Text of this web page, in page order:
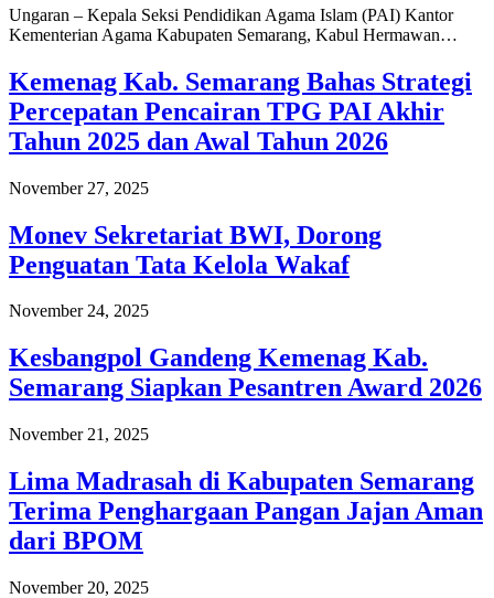
Ungaran – Kepala Seksi Pendidikan Agama Islam (PAI) Kantor
Kementerian Agama Kabupaten Semarang, Kabul Hermawan…
Kemenag Kab. Semarang Bahas Strategi
Percepatan Pencairan TPG PAI Akhir
Tahun 2025 dan Awal Tahun 2026
November 27, 2025
Monev Sekretariat BWI, Dorong
Penguatan Tata Kelola Wakaf
November 24, 2025
Kesbangpol Gandeng Kemenag Kab.
Semarang Siapkan Pesantren Award 2026
November 21, 2025
Lima Madrasah di Kabupaten Semarang
Terima Penghargaan Pangan Jajan Aman
dari BPOM
November 20, 2025